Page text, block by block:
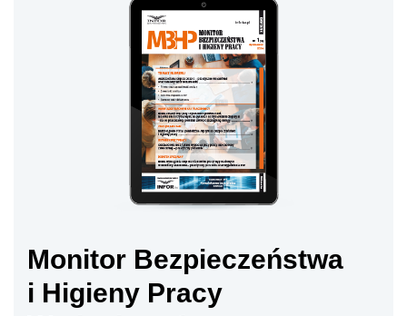
Monitor Bezpieczeństwa
i Higieny Pracy